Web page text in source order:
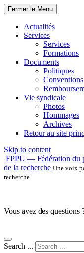
Fermer le Menu
Actualités
Services
Services
Formations
Documents
Politiques
Conventions
Vie syndicale
Photos
Hommages
Archives
Retour au site
Skip to content
FPPU — Fédération du
de la recherche Une voix
recherche
Vous avez des questions
Search ...